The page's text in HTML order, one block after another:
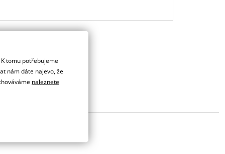
tomu potřebujeme
nám dáte najevo, že
naleznete